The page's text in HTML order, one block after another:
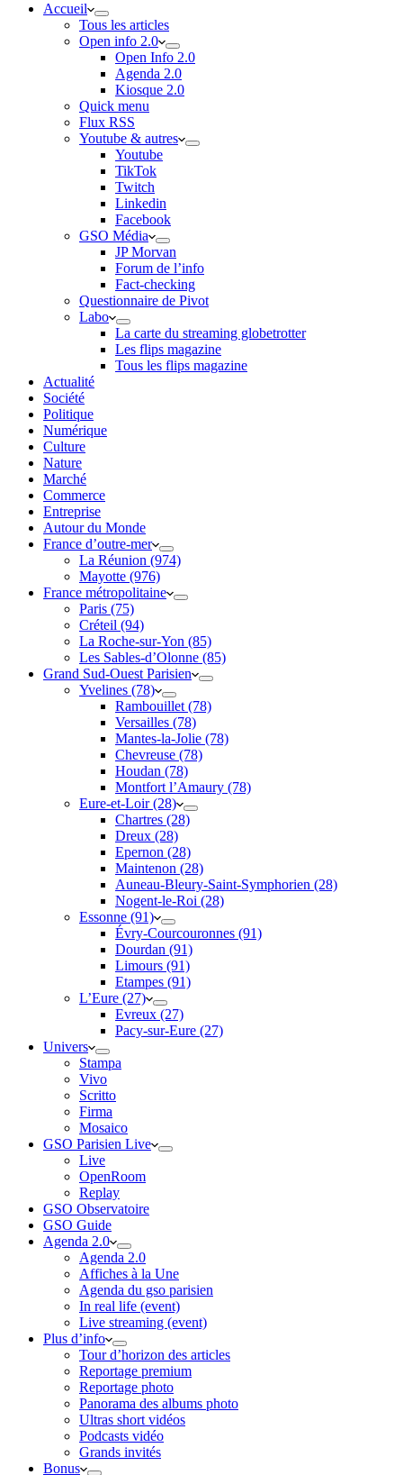
Accueil
Tous les articles
Open info 2.0
Open Info 2.0
Agenda 2.0
Kiosque 2.0
Quick menu
Flux RSS
Youtube & autres
Youtube
TikTok
Twitch
Linkedin
Facebook
GSO Média
JP Morvan
Forum de l’info
Fact-checking
Questionnaire de Pivot
Labo
La carte du streaming globetrotter
Les flips magazine
Tous les flips magazine
Actualité
Société
Politique
Numérique
Culture
Nature
Marché
Commerce
Entreprise
Autour du Monde
France d’outre-mer
La Réunion (974)
Mayotte (976)
France métropolitaine
Paris (75)
Créteil (94)
La Roche-sur-Yon (85)
Les Sables-d’Olonne (85)
Grand Sud-Ouest Parisien
Yvelines (78)
Rambouillet (78)
Versailles (78)
Mantes-la-Jolie (78)
Chevreuse (78)
Houdan (78)
Montfort l’Amaury (78)
Eure-et-Loir (28)
Chartres (28)
Dreux (28)
Epernon (28)
Maintenon (28)
Auneau-Bleury-Saint-Symphorien (28)
Nogent-le-Roi (28)
Essonne (91)
Évry-Courcouronnes (91)
Dourdan (91)
Limours (91)
Etampes (91)
L’Eure (27)
Evreux (27)
Pacy-sur-Eure (27)
Univers
Stampa
Vivo
Scritto
Firma
Mosaico
GSO Parisien Live
Live
OpenRoom
Replay
GSO Observatoire
GSO Guide
Agenda 2.0
Agenda 2.0
Affiches à la Une
Agenda du gso parisien
In real life (event)
Live streaming (event)
Plus d’info
Tour d’horizon des articles
Reportage premium
Reportage photo
Panorama des albums photo
Ultras short vidéos
Podcasts vidéo
Grands invités
Bonus